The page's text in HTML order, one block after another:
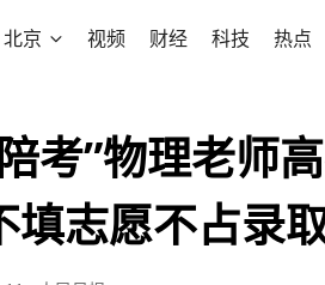
北京 视频 财经 科技 热点
考”物理老师
填志愿不占录